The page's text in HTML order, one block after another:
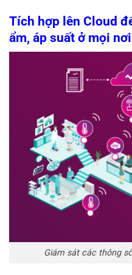
Tích hợp lên Cloud
ẩm, áp suất ở mọi nơi
Giám sát các thông